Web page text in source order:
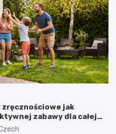
zręcznościowe jak
zabawy dla całej